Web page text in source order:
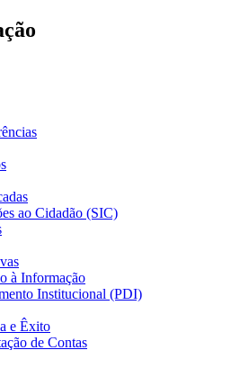
ao Cidadão (SIC)
à Informação
Institucional (PDI)
e Êxito
de Contas